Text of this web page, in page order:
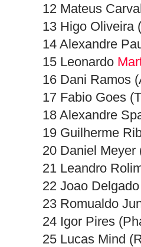
12 Mateus
13 Higo Oliveira
14 Alexandre
15 Leonardo
16 Dani Ramos
17 Fabio Goes
18 Alexandre
19 Guilherme
20 Daniel Meyer
21 Leandro
22 Joao
23 Romualdo
24 Igor Pires
25 Lucas Mind